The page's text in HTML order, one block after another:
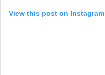
View this post on Instagram